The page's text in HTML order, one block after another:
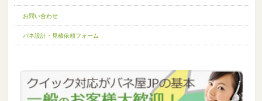
お問い合わせ
バネ設計・見積依頼フォーム